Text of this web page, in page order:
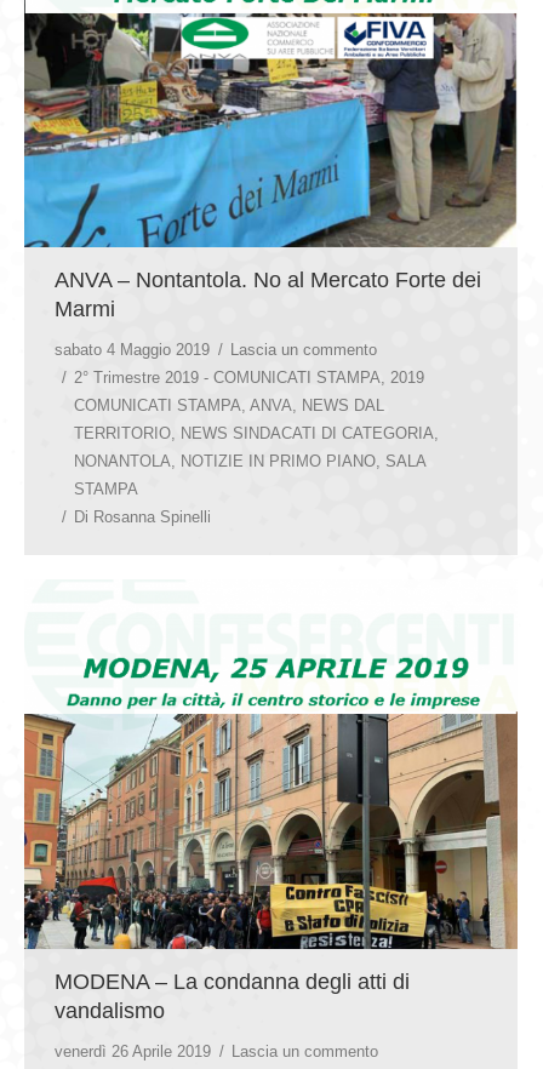
ANVA – Nontantola. No al Mercato Forte dei
Marmi
sabato 4 Maggio 2019
Lascia un commento
2° Trimestre 2019 - COMUNICATI STAMPA, 2019
COMUNICATI STAMPA, ANVA, NEWS DAL
TERRITORIO, NEWS SINDACATI DI CATEGORIA,
NONANTOLA, NOTIZIE IN PRIMO PIANO, SALA
STAMPA
Di Rosanna Spinelli
MODENA – La condanna degli atti di
vandalismo
venerdì 26 Aprile 2019
Lascia un commento